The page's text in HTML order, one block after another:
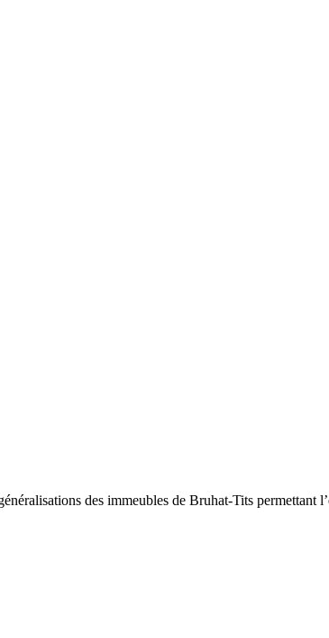
des immeubles de Bruhat-Tits permettant